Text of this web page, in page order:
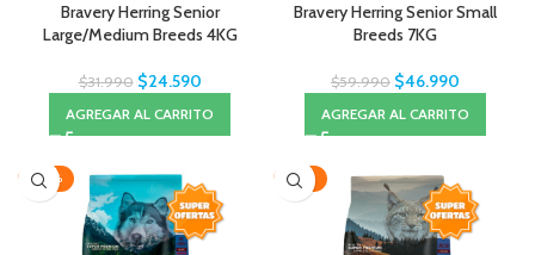
Bravery Herring Senior
Large/Medium Breeds 4KG
$31.990 $24.590
AGREGAR AL CARRITO
Bravery Herring Senior Small
Breeds 7KG
$59.990 $46.990
AGREGAR AL CARRITO
-20% -22%